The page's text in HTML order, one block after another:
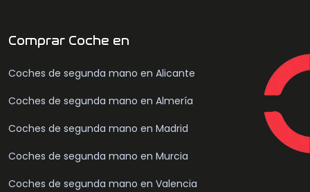
Comprar Coche en
Coches de segunda mano en Alicante
Coches de segunda mano en Almería
Coches de segunda mano en Madrid
Coches de segunda mano en Murcia
Coches de segunda mano en Valencia